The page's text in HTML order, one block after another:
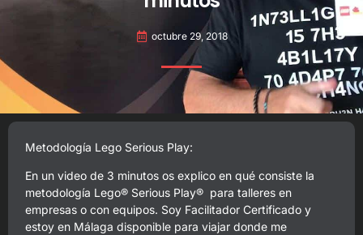
octubre 29, 2018
Metodología Lego Serious Play:
En un video de 3 minutos os explico en qué consiste la
metodología Lego® Serious Play® para talleres en
empresas o con equipos. Soy Facilitador Certificado y
estoy en Málaga disponible para viajar donde me